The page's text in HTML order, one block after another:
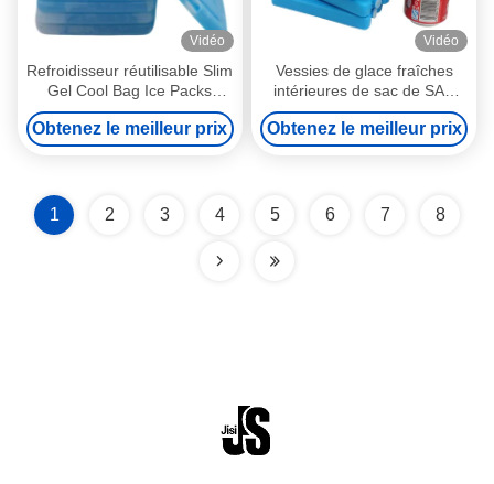
Vidéo
Refroidisseur réutilisable Slim
Gel Cool Bag Ice Packs
Lunch Ice Box pour les
enfants
Obtenez le meilleur prix
Vidéo
Vessies de glace fraîches
intérieures de sac de SAP
16.5x7.4 200ml
Obtenez le meilleur prix
1 2 3 4 5 6 7 8